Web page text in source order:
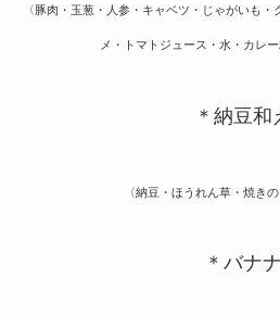
〈豚肉・玉葱・人参・キャベツ・じゃがいも
メ・トマトジュース・水・カレ
＊納豆和
〈納豆・ほうれん草・焼き
＊バナナ